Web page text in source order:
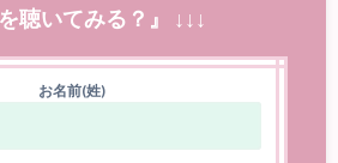
聴いてみる？』 ↓↓↓
お名前(姓)